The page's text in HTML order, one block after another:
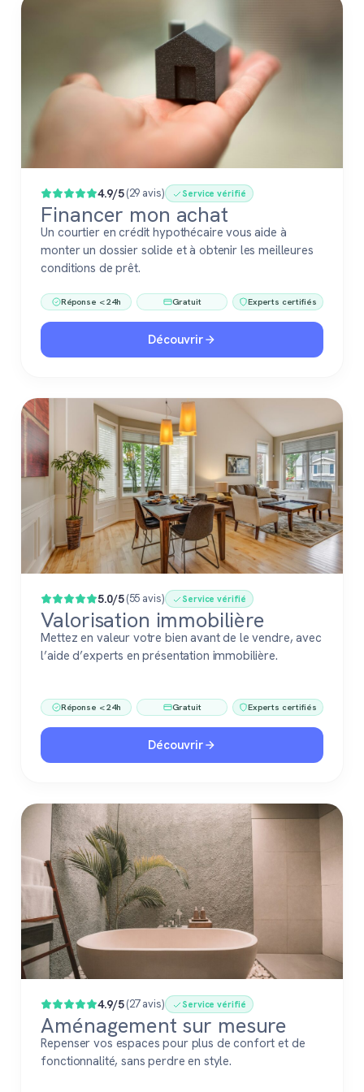
4.9/5(29 avis) Service vérifié
Financer mon achat
Un courtier en crédit hypothécaire vous aide à
monter un dossier solide et à obtenir les meilleures
conditions de prêt.
Réponse < 24h Gratuit Experts certifiés
Découvrir
5.0/5(55 avis) Service vérifié
Valorisation immobilière
Mettez en valeur votre bien avant de le vendre, avec
l’aide d’experts en présentation immobilière.
Réponse < 24h Gratuit Experts certifiés
Découvrir
4.9/5(27 avis) Service vérifié
Aménagement sur mesure
Repenser vos espaces pour plus de confort et de
fonctionnalité, sans perdre en style.